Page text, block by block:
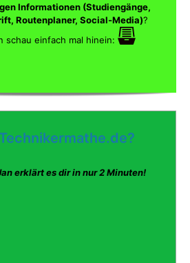
Informationen (Studiengänge,
Routenplaner, Social-Media)?
schau einfach mal hinein:
erklärt es dir in nur 2 Minuten!